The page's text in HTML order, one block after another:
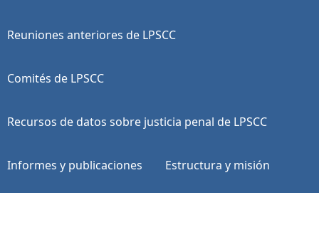
Reuniones anteriores de LPSCC
Comités de LPSCC
Recursos de datos sobre justicia penal de LPSCC
Informes y publicaciones Estructura y misión